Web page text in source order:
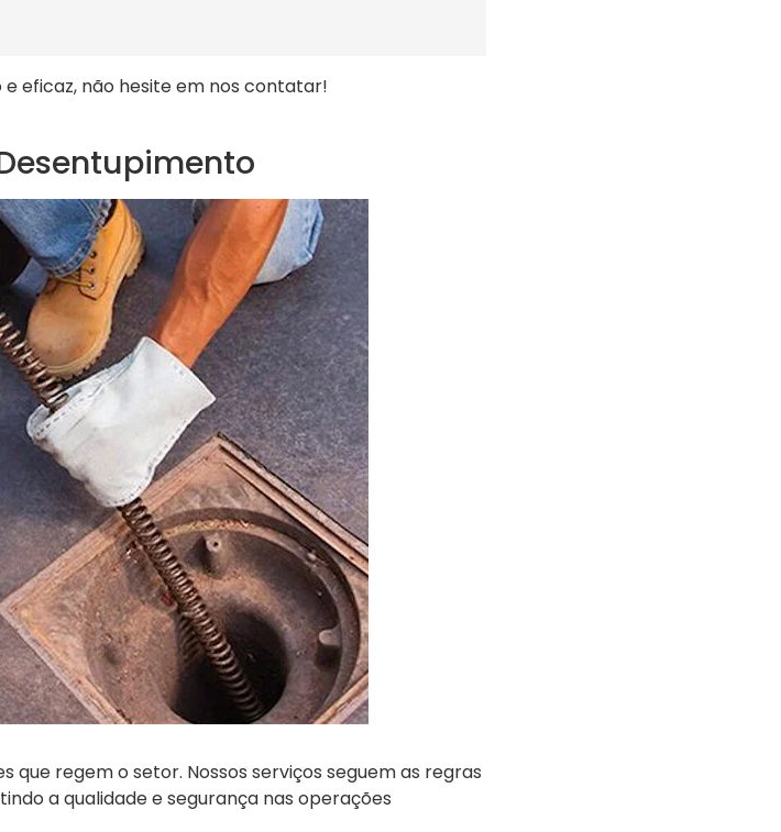
eficaz, não hesite em nos contatar!
regem o setor. Nossos serviços seguem as regras
a qualidade e segurança nas operações